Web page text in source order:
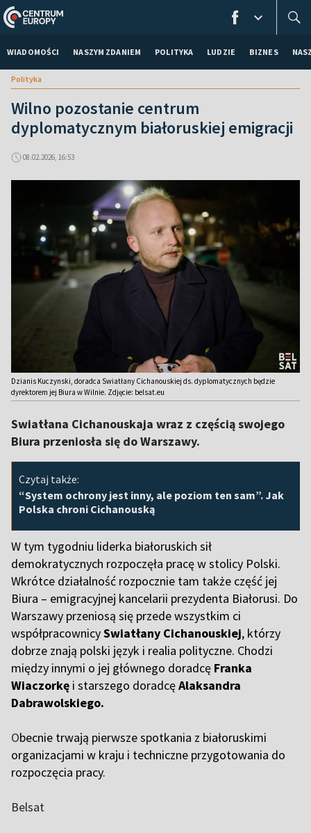
WIADOMOŚCI NASZYM ZDANIEM POLITYKA LUDZIE BIZNES
Polityka
Wilno pozostanie centrum
dyplomatycznym białoruskiej emigracji
08.02.2026, 16:53
Dzianis Kuczynski, doradca Swiatłany Cichanouskiej ds. dyplomatycznych będzie
dyrektorem jej Biura w Wilnie. Zdjęcie: belsat.eu
Swiatłana Cichanouskaja wraz z częścią swojego
Biura przeniosła się do Warszawy.
Czytaj także:
“System ochrony jest inny, ale poziom ten sam”. Jak
Polska chroni Cichanouską
W tym tygodniu liderka białoruskich sił
demokratycznych rozpoczęła pracę w stolicy Polski.
Wkrótce działalność rozpocznie tam także część jej
Biura – emigracyjnej kancelarii prezydenta Białorusi. Do
Warszawy przeniosą się przede wszystkim ci
współpracownicySwiatłany Cichanouskiej, którzy
dobrze znają polski język i realia polityczne. Chodzi
między innymi o jej głównego doradcę Franka
Wiaczorkę i starszego doradcęAlaksandra
Dabrawolskiego.
Obecnie trwają pierwsze spotkania z białoruskimi
organizacjami w kraju i techniczne przygotowania do
rozpoczęcia pracy.
Belsat